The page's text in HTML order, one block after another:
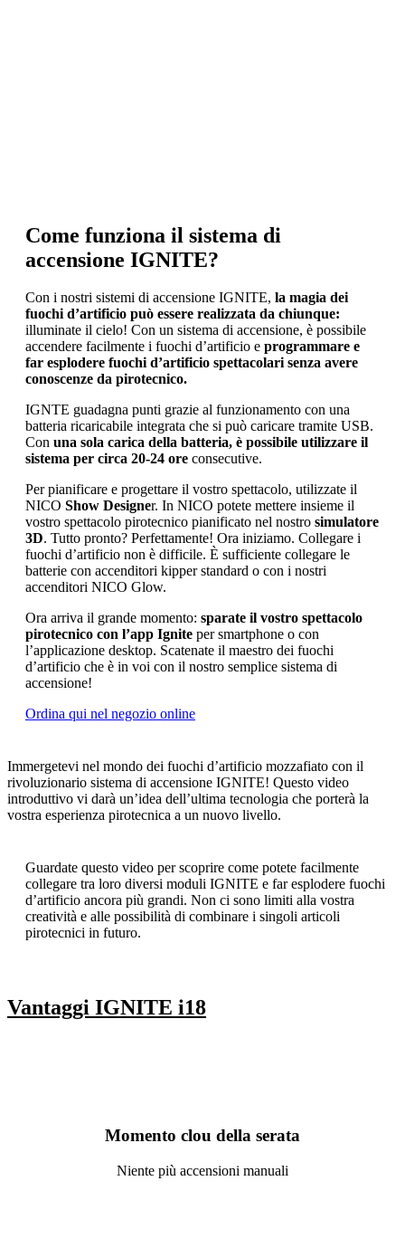
Come funziona il sistema di
accensione IGNITE?
Con i nostri sistemi di accensione IGNITE, la magia dei
fuochi d’artificio può essere realizzata da chiunque:
illuminate il cielo! Con un sistema di accensione, è possibile
accendere facilmente i fuochi d’artificio e programmare e
far esplodere fuochi d’artificio spettacolari senza avere
conoscenze da pirotecnico.
IGNTE guadagna punti grazie al funzionamento con una
batteria ricaricabile integrata che si può caricare tramite USB.
Con una sola carica della batteria, è possibile utilizzare il
sistema per circa 20-24 ore consecutive.
Per pianificare e progettare il vostro spettacolo, utilizzate il
NICO Show Designer. In NICO potete mettere insieme il
vostro spettacolo pirotecnico pianificato nel nostro simulatore
3D. Tutto pronto? Perfettamente! Ora iniziamo. Collegare i
fuochi d’artificio non è difficile. È sufficiente collegare le
batterie con accenditori kipper standard o con i nostri
accenditori NICO Glow.
Ora arriva il grande momento: sparate il vostro spettacolo
pirotecnico con l’app Ignite per smartphone o con
l’applicazione desktop. Scatenate il maestro dei fuochi
d’artificio che è in voi con il nostro semplice sistema di
accensione!
Ordina qui nel negozio online
Immergetevi nel mondo dei fuochi d’artificio mozzafiato con il
rivoluzionario sistema di accensione IGNITE! Questo video
introduttivo vi darà un’idea dell’ultima tecnologia che porterà la
vostra esperienza pirotecnica a un nuovo livello.
Guardate questo video per scoprire come potete facilmente
collegare tra loro diversi moduli IGNITE e far esplodere fuochi
d’artificio ancora più grandi. Non ci sono limiti alla vostra
creatività e alle possibilità di combinare i singoli articoli
pirotecnici in futuro.
Vantaggi IGNITE i18
Momento clou della serata
Niente più accensioni manuali